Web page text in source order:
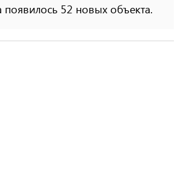
появилось 52 новых объекта.